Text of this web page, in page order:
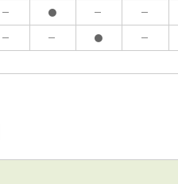
－ ● － －
－ － ● －